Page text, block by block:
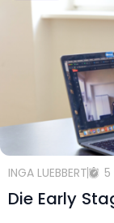
INGA LUEBBERT 5
Die Early